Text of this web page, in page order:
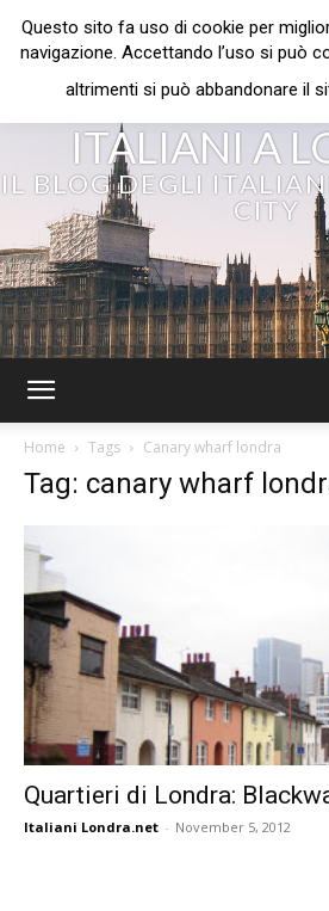
ITALIANI A
IL BLOG DEGLI
CITY
Home Tags Canary wharf londra
Tag: canary wharf
Quartieri di Londra:
Italiani Londra.net - November 5, 2012
Questo sito fa uso di cookie per
navigazione. Accettando l’uso si può
altrimenti si può abbandonare il